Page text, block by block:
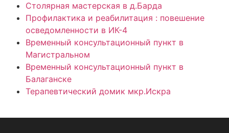
Столярная мастерская в д.Барда
Профилактика и реабилитация : повешение
осведомленности в ИК-4
Временный консультационный пункт в
Магистральном
Временный консультационный пункт в
Балаганске
Терапевтический домик мкр.Искра